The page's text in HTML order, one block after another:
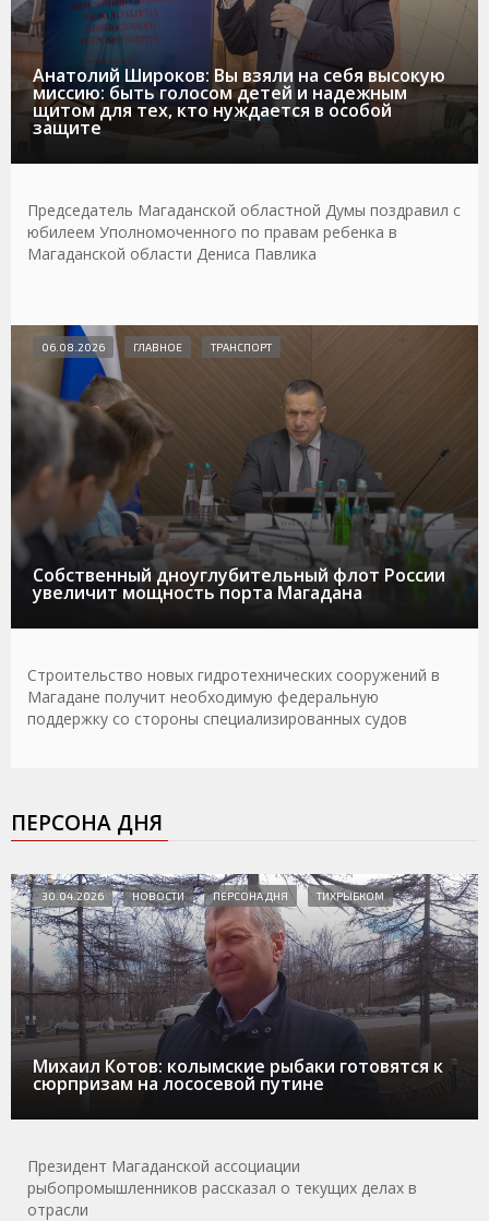
Анатолий Широков: Вы взяли на себя высокую
миссию: быть голосом детей и надежным
щитом для тех, кто нуждается в особой
защите
Председатель Магаданской областной Думы поздравил с
юбилеем Уполномоченного по правам ребенка в
Магаданской области Дениса Павлика
Собственный дноуглубительный флот России
увеличит мощность порта Магадана
06.08.2026 ГЛАВНОЕ ТРАНСПОРТ
Строительство новых гидротехнических сооружений в
Магадане получит необходимую федеральную
поддержку со стороны специализированных судов
ПЕРСОНА ДНЯ
Михаил Котов: колымские рыбаки готовятся к
сюрпризам на лососевой путине
30.04.2026 НОВОСТИ ПЕРСОНА ДНЯ ТИХРЫБКОМ
Президент Магаданской ассоциации
рыбопромышленников рассказал о текущих делах в
отрасли